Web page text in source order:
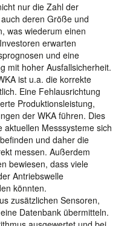
nur die Zahl der
deren Größe und
was wiederum einen
erwarten
und eine
mit hoher Ausfallsicherheit.
ist u.a. die korrekte
Eine Fehlausrichtung
Produktionsleistung,
der WKA führen. Dies
Messsysteme sich
und daher die
messen. Außerdem
bewiesen, dass viele
Antriebswelle
könnten.
zusätzlichen Sensoren,
Datenbank übermitteln.